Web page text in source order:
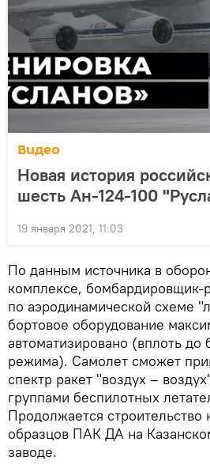
Видео
Новая история
шесть Ан-124-100
19 января 2021, 11:03
По данным источника в
комплексе, бомбардировщик-
по аэродинамической схеме
бортовое оборудование
автоматизировано (вплоть до
режима). Самолет сможет
спектр ракет "воздух –
группами беспилотных
Продолжается
образцов ПАК ДА на
заводе.